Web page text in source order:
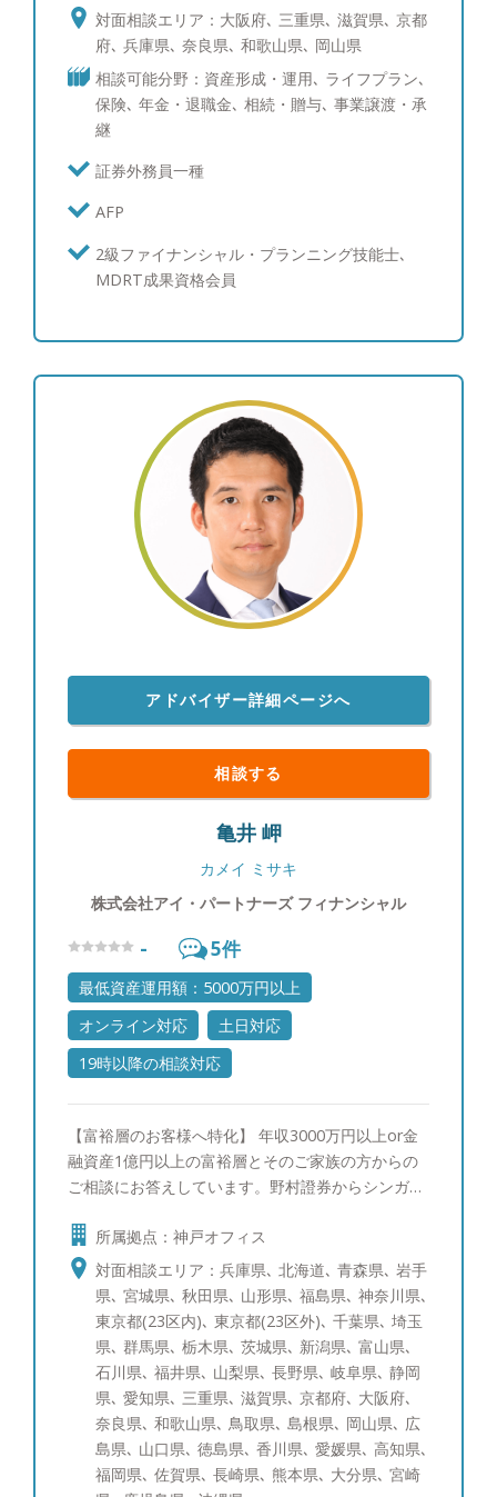
たしたちが求められるスキルやノウハウは非常に高
いものが求められると思います。証券だけでも保険
だけでも足りず、さらに資産に関わる幅広い周辺知
識も大切です。一人ひとりのお客様に合った情報提
供を行い、一番信頼していただける担当者を目指す
ことはもちろん、社内でも全員のスキルアップのた
めに積極的にリーダーシップを発揮してお客様のた
これまでとこれからについて 6年間証券会社で幅広
い金融商品をお客様に提案していく経験を積み、社
内で実績を挙げました。その経験を活かし、より深
くお客様との長期的な関係を重視できるのではない
転職しました。証券会社時代のお客様との関係はさ
らに広がり、さらに多くの新しいお客様との出会い
も増え、結果として入社2年目で保険営業員の1%し
か入会できないと言われるMDRTに入会しました。
まだまだプロフェッショナルとしてはこれからです
が、証券・保険の経験と知識を両方身に着けたキャ
リアをさらに進めていくべく、自分の信念を仕事で
表現できる環境としてペレグリンに入社しました。
より自立した立場になったからこそお客様との信頼
関係を今後も大切にして、これから出会うお客様に
も100%安心してご相談いただけるように心がけて
いきます。 ●その他 平成３年12月2日生まれ。滋賀
対面相談エリア：大阪府､ 三重県､ 滋賀県､ 京都
府､ 兵庫県､ 奈良県､ 和歌山県､ 岡山県
相談可能分野：資産形成・運用､ ライフプラン､
保険､ 年金・退職金､ 相続・贈与､ 事業譲渡・承
継
証券外務員一種
AFP
2級ファイナンシャル・プランニング技能士､
MDRT成果資格会員
アドバイザー詳細ページへ
相談する
亀井 岬
カメイ ミサキ
株式会社アイ・パートナーズ フィナンシャル
- 5件
最低資産運用額：5000万円以上
オンライン対応
土日対応
19時以降の相談対応
【富裕層のお客様へ特化】 年収3000万円以上or金
融資産1億円以上の富裕層とそのご家族の方からの
ご相談にお答えしています。野村證券からシンガポ
ポートフォリオ運用の研鑽を積んで参りました。富
裕層のご相談者様にもさまざまなお悩みがあるかと
存じます。 一方でそのお悩みは、資産運用、贈
与・相続を含めた資産承継、事業承継、投資教育、
に大きく分けられるかと存じます。そのそれぞれに
ついて海外を含めて経験を10年以上積み重ねて参り
ました。 すでにアドバイザーが担当しているお客
様も、これからご検討されるお客様にも満足いただ
けるサービスをご提供できるかと存じます。 【資
産運用：ポートフォリオ分析と債券運用への取り組
所属拠点：神戸オフィス
対面相談エリア：兵庫県､ 北海道､ 青森県､ 岩手
県､ 宮城県､ 秋田県､ 山形県､ 福島県､ 神奈川県､
東京都(23区内)､ 東京都(23区外)､ 千葉県､ 埼玉
県､ 群馬県､ 栃木県､ 茨城県､ 新潟県､ 富山県､
石川県､ 福井県､ 山梨県､ 長野県､ 岐阜県､ 静岡
県､ 愛知県､ 三重県､ 滋賀県､ 京都府､ 大阪府､
奈良県､ 和歌山県､ 鳥取県､ 島根県､ 岡山県､ 広
島県､ 山口県､ 徳島県､ 香川県､ 愛媛県､ 高知県､
福岡県､ 佐賀県､ 長崎県､ 熊本県､ 大分県､ 宮崎